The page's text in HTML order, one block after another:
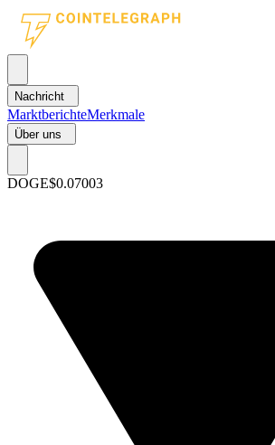
Nachricht
MarktberichteMerkmale
Über uns
DOGE$0.07003